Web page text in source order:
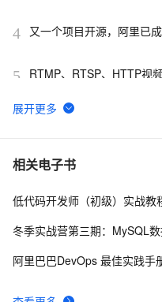
4 又一个项目开源，阿里已
5
RTMP、RTSP、HTTP视
6 谷歌CEO皮查伊：对重返
7 C语言项目参考解答：全正
8 俗人解读 三维渲染 的工作
著录
相关电子书
低代码开发师（初级）实战教
冬季实战营第三期：MySQL
阿里巴巴DevOps 最佳实践手